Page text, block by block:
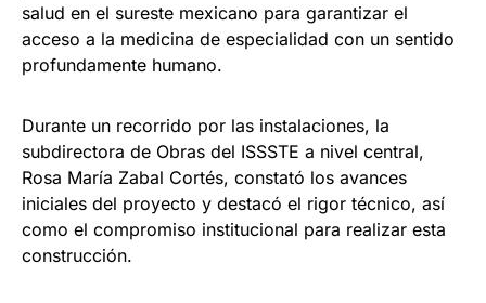
salud en el sureste mexicano para garantizar el
acceso a la medicina de especialidad con un sentido
profundamente humano.
Durante un recorrido por las instalaciones, la
subdirectora de Obras del ISSSTE a nivel central,
Rosa María Zabal Cortés, constató los avances
iniciales del proyecto y destacó el rigor técnico, así
como el compromiso institucional para realizar esta
construcción.